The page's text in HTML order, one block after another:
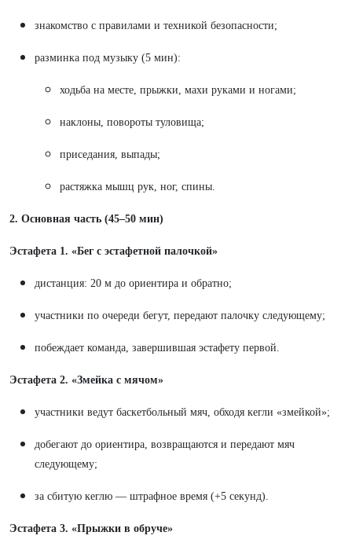
знакомство с правилами и техникой безопасности;
разминка под музыку (5 мин):
ходьба на месте, прыжки, махи руками и ногами;
наклоны, повороты туловища;
приседания, выпады;
растяжка мышц рук, ног, спины.
2. Основная часть (45–50 мин)
Эстафета 1. «Бег с эстафетной палочкой»
дистанция: 20 м до ориентира и обратно;
участники по очереди бегут, передают палочку следующему;
побеждает команда, завершившая эстафету первой.
Эстафета 2. «Змейка с мячом»
участники ведут баскетбольный мяч, обходя кегли «змейкой»;
добегают до ориентира, возвращаются и передают мяч
следующему;
за сбитую кеглю — штрафное время (+5 секунд).
Эстафета 3. «Прыжки в обруче»